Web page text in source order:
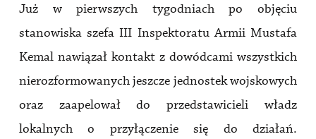
Już w pierwszych tygodniach po objęciu
stanowiska szefa III Inspektoratu Armii Mustafa
Kemal nawiązał kontakt z dowódcami wszystkich
nierozformowanych jeszcze jednostek wojskowych
oraz zaapelował do przedstawicieli władz
lokalnych o przyłączenie się do działań.